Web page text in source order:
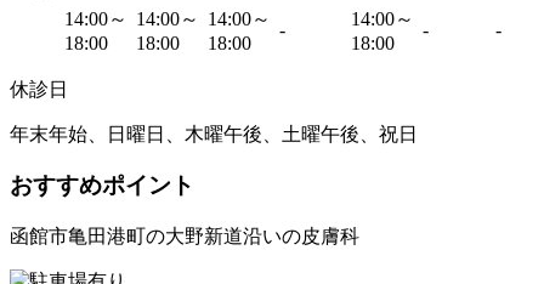
14:00～
18:00
14:00～
18:00
14:00～
18:00
-
14:00～
18:00
- -
休診日
年末年始、日曜日、木曜午後、土曜午後、祝日
おすすめポイント
函館市亀田港町の大野新道沿いの皮膚科